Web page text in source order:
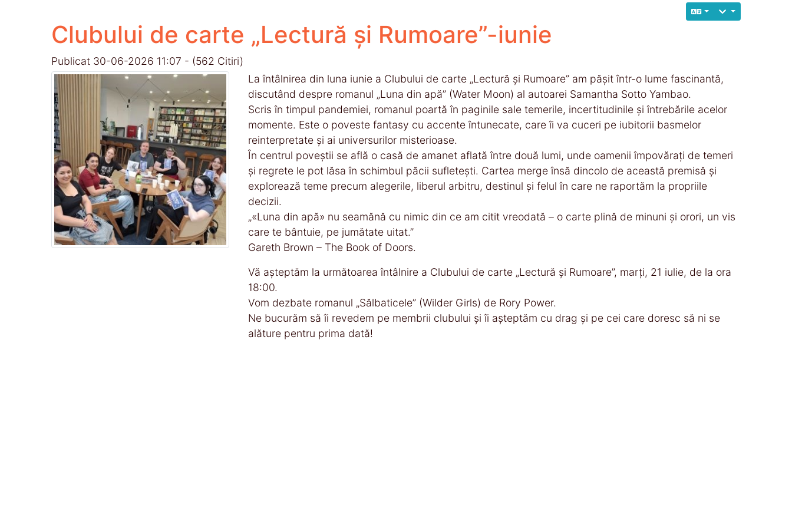
Clubului de carte „Lectură și Rumoare”-iunie
Publicat 30-06-2026 11:07 - (562 Citiri)
La întâlnirea din luna iunie a Clubului de carte „Lectură și Rumoare” am pășit într-o lume fascinantă,
discutând despre romanul „Luna din apă” (Water Moon) al autoarei Samantha Sotto Yambao.
Scris în timpul pandemiei, romanul poartă în paginile sale temerile, incertitudinile și întrebările acelor
momente. Este o poveste fantasy cu accente întunecate, care îi va cuceri pe iubitorii basmelor
reinterpretate și ai universurilor misterioase.
În centrul poveștii se află o casă de amanet aflată între două lumi, unde oamenii împovărați de temeri
și regrete le pot lăsa în schimbul păcii sufletești. Cartea merge însă dincolo de această premisă și
explorează teme precum alegerile, liberul arbitru, destinul și felul în care ne raportăm la propriile
decizii.
„«Luna din apă» nu seamănă cu nimic din ce am citit vreodată – o carte plină de minuni și orori, un vis
care te bântuie, pe jumătate uitat.”
Gareth Brown – The Book of Doors.
Vă așteptăm la următoarea întâlnire a Clubului de carte „Lectură și Rumoare”, marți, 21 iulie, de la ora
18:00.
Vom dezbate romanul „Sălbaticele” (Wilder Girls) de Rory Power.
Ne bucurăm să îi revedem pe membrii clubului și îi așteptăm cu drag și pe cei care doresc să ni se
alăture pentru prima dată!